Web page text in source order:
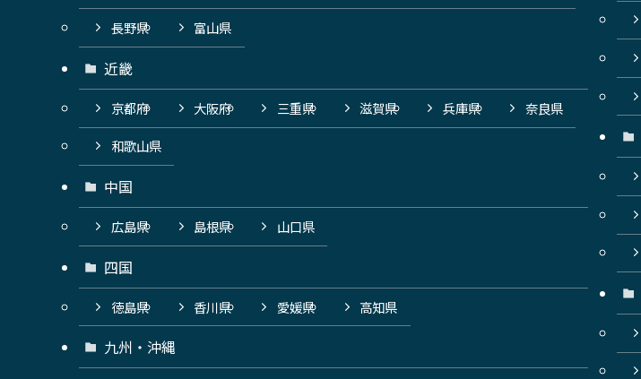
長野県 富山県
近畿
京都府 大阪府 三重県 滋賀県 兵庫県 奈良県
和歌山県
中国
広島県 島根県 山口県
四国
徳島県 香川県 愛媛県 高知県
九州・沖縄